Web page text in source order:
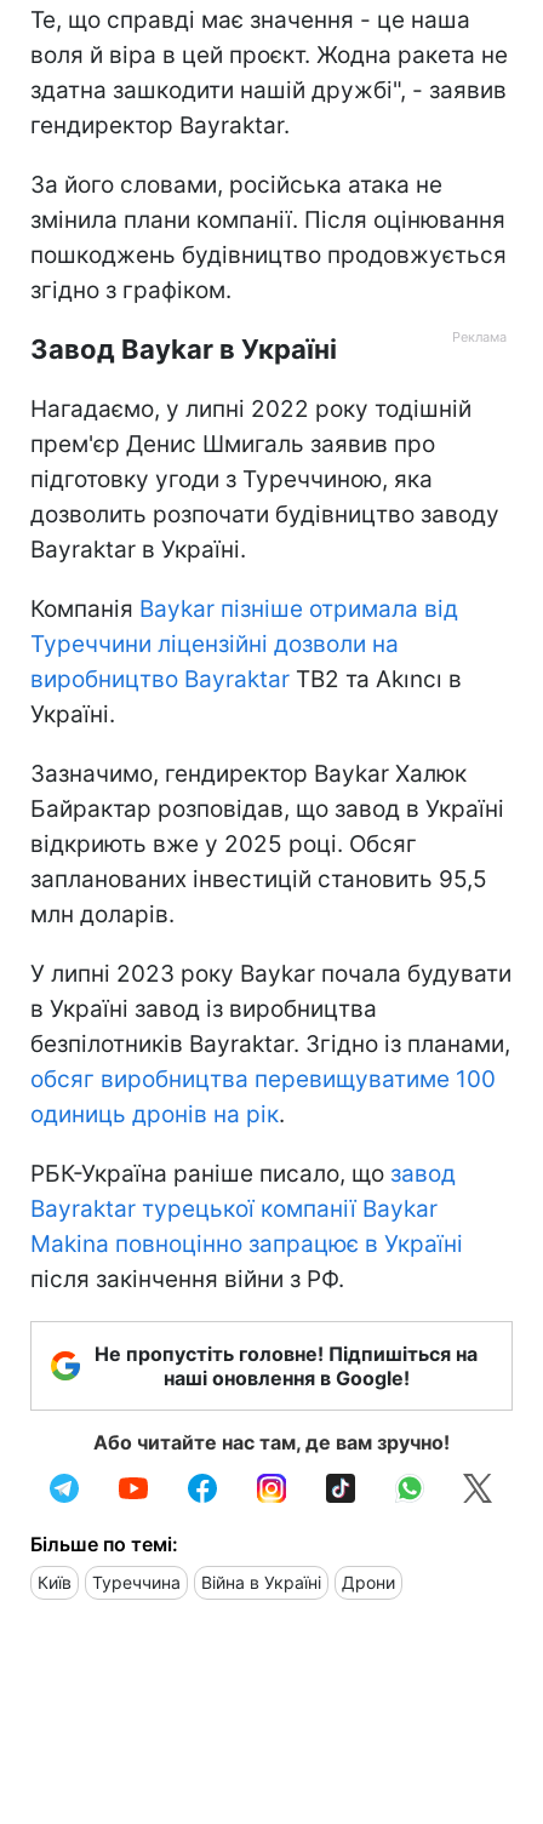
Те, що справді має значення - це наша
воля й віра в цей проєкт. Жодна ракета не
здатна зашкодити нашій дружбі", - заявив
гендиректор Bayraktar.
За його словами, російська атака не
змінила плани компанії. Після оцінювання
пошкоджень будівництво продовжується
згідно з графіком.
Завод Baykar в Україні
Нагадаємо, у липні 2022 року тодішній
прем'єр Денис Шмигаль заявив про
підготовку угоди з Туреччиною, яка
дозволить розпочати будівництво заводу
Bayraktar в Україні.
Компанія Baykar пізніше отримала від
Туреччини ліцензійні дозволи на
виробництво Bayraktar TB2 та Akıncı в
Україні.
Зазначимо, гендиректор Baykar Халюк
Байрактар розповідав, що завод в Україні
відкриють вже у 2025 році. Обсяг
запланованих інвестицій становить 95,5
млн доларів.
У липні 2023 року Baykar почала будувати
в Україні завод із виробництва
безпілотників Bayraktar. Згідно із планами,
обсяг виробництва перевищуватиме 100
одиниць дронів на рік.
РБК-Україна раніше писало, що завод
Bayraktar турецької компанії Baykar
Makina повноцінно запрацює в Україні
після закінчення війни з РФ.
Не пропустіть головне! Підпишіться на
наші оновлення в Google!
Або читайте нас там, де вам зручно!
Більше по темі:
Київ Туреччина Війна в Україні Дрони